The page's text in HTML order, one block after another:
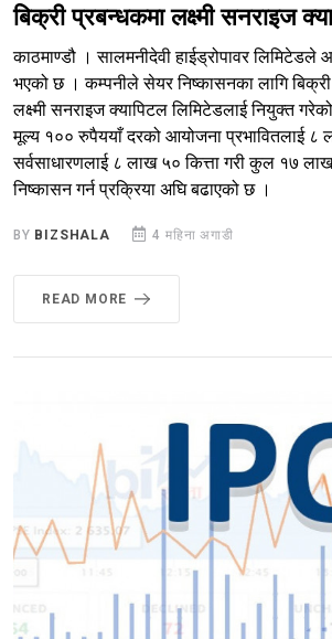
बिक्री प्रबन्धकमा लक्ष्मी सनराइज
काठमाण्डौ । सालमनीदेवी हाईड्रोपावर लिमिटेडले
भएको छ । कम्पनीले सेयर निष्कासनका लागि बिक्री
लक्ष्मी सनराइज क्यापिटल लिमिटेडलाई नियुक्त
मूल्य १०० रुपैययाँ दरको आयोजना प्रभावितलाई ८
सर्वसाधारणलाई ८ लाख ५० कित्ता गरी कुल १७ लाख
निष्कासन गर्न प्रक्रिया अघि बढाएको छ ।
BY BIZSHALA 4 महिना अगाडी
READ MORE